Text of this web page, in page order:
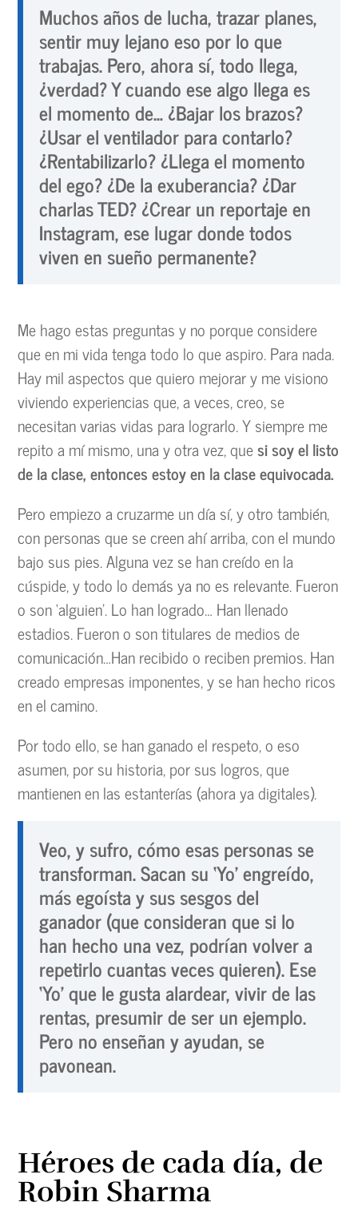
Muchos años de lucha, trazar planes,
sentir muy lejano eso por lo que
trabajas. Pero, ahora sí, todo llega,
¿verdad? Y cuando ese algo llega es
el momento de… ¿Bajar los brazos?
¿Usar el ventilador para contarlo?
¿Rentabilizarlo? ¿Llega el momento
del ego? ¿De la exuberancia? ¿Dar
charlas TED? ¿Crear un reportaje en
Instagram, ese lugar donde todos
viven en sueño permanente?
Me hago estas preguntas y no porque considere
que en mi vida tenga todo lo que aspiro. Para nada.
Hay mil aspectos que quiero mejorar y me visiono
viviendo experiencias que, a veces, creo, se
necesitan varias vidas para lograrlo. Y siempre me
repito a mí mismo, una y otra vez, quesi soy el listo
de la clase, entonces estoy en la clase equivocada.
Pero empiezo a cruzarme un día sí, y otro también,
con personas que se creen ahí arriba, con el mundo
bajo sus pies. Alguna vez se han creído en la
cúspide, y todo lo demás ya no es relevante. Fueron
o son ‘alguien’. Lo han logrado… Han llenado
estadios. Fueron o son titulares de medios de
comunicación…Han recibido o reciben premios. Han
creado empresas imponentes, y se han hecho ricos
en el camino.
Por todo ello, se han ganado el respeto, o eso
asumen, por su historia, por sus logros, que
mantienen en las estanterías (ahora ya digitales).
Veo, y sufro, cómo esas personas se
transforman. Sacan su ‘Yo’ engreído,
más egoísta y sus sesgos del
ganador (que consideran que si lo
han hecho una vez, podrían volver a
repetirlo cuantas veces quieren). Ese
‘Yo’ que le gusta alardear, vivir de las
rentas, presumir de ser un ejemplo.
Pero no enseñan y ayudan, se
pavonean.
Héroes de cada día, de
Robin Sharma